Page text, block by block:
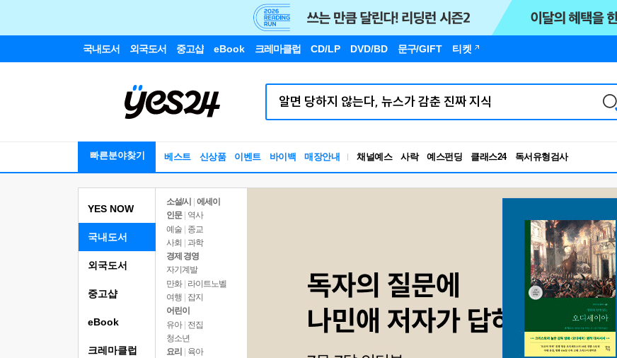
국내도서 외국도서 중고샵 eBook 크레마클럽 CD/LP DVD/BD 문구/GIFT 티켓
빠른분야찾기 베스트 신상품 이벤트 바이백 매장안내 채널예스 사락 예스펀딩 클래스24
RBTI Lab
독서유형검사
YES NOW
국내도서
소설/시
에세이
인문
역사
예술 | 종교
사회 | 과학
경제 경영
자기계발
만화 | 라이트노벨
여행
잡지
어린이
유아 | 전집
청소년
요리
육아
외국도서
중고샵
eBook
크레마클럽